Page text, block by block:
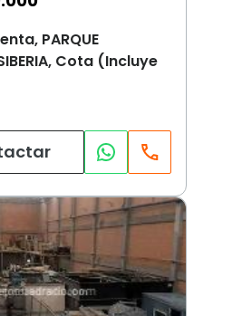
PARQUE
Cota (Incluye